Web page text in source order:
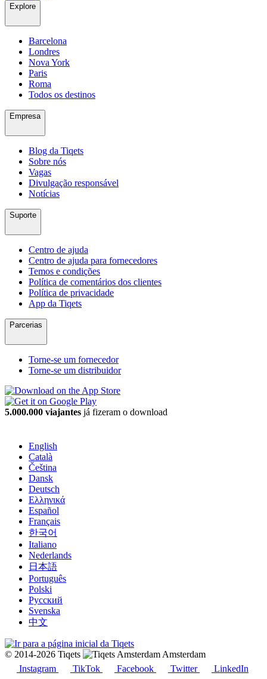
Explore
Barcelona
Londres
Nova York
Paris
Roma
Todos os destinos
Empresa
Blog da Tiqets
Sobre nós
Vagas
Divulgação responsável
Notícias
Suporte
Centro de ajuda
Centro de ajuda para fornecedores
Temos e condições
Política de comentários dos clientes
Política de privacidade
App da Tiqets
Parcerias
Torne-se um fornecedor
Torne-se um distribuidor
5.000.000 viajantes já fizeram o download
English
Català
Čeština
Dansk
Deutsch
Ελληνικά
Español
Français
한국어
Italiano
Nederlands
日本語
Português
Polski
Русский
Svenska
中文
© 2014-2026 Tiqets
Amsterdam
Instagram
TikTok Facebook Twitter LinkedIn